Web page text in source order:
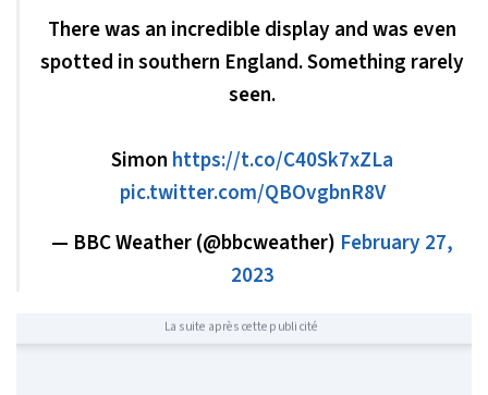
There was an incredible display and was even
spotted in southern England. Something rarely
seen.
Simon https://t.co/C40Sk7xZLa
pic.twitter.com/QBOvgbnR8V
— BBC Weather (@bbcweather) February 27,
2023
La suite après cette publicité